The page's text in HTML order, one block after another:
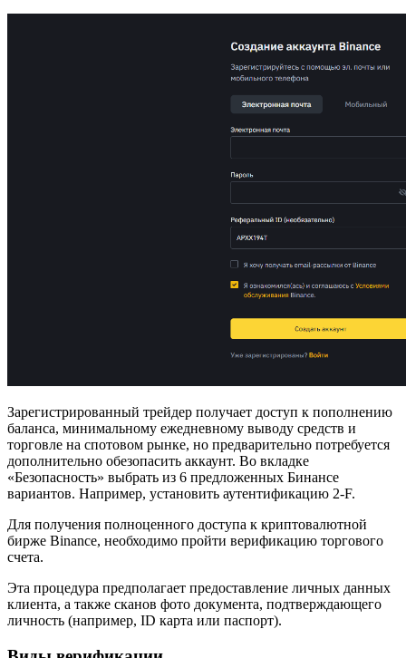
Зарегистрированный трейдер получает доступ к пополнению
баланса, минимальному ежедневному выводу средств и
торговле на спотовом рынке, но предварительно потребуется
дополнительно обезопасить аккаунт. Во вкладке
«Безопасность» выбрать из 6 предложенных Бинансе
вариантов. Например, установить аутентификацию 2-F.
Для получения полноценного доступа к криптовалютной
бирже Binance, необходимо пройти верификацию торгового
счета.
Эта процедура предполагает предоставление личных данных
клиента, а также сканов фото документа, подтверждающего
личность (например, ID карта или паспорт).